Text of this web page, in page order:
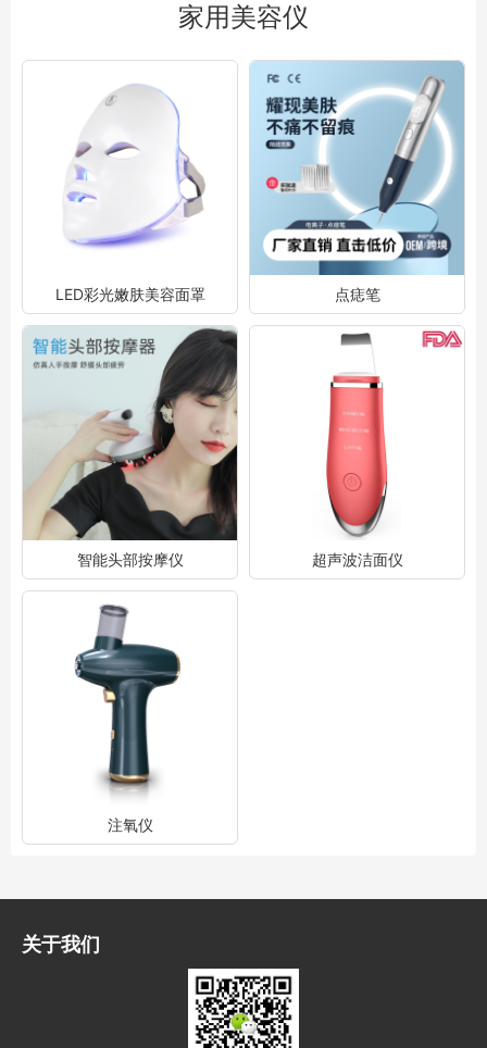
家用美容仪
LED彩光嫩肤美容面罩 点痣笔
智能头部按摩仪 超声波洁面仪
注氧仪
关于我们